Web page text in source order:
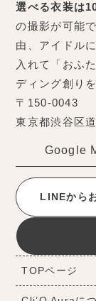
選べる衣装は
の撮影が可能
由、アイドル
入れて「おふ
ディング創り
〒150-0043
東京都渋谷区
Google
LINEから
TOPページ